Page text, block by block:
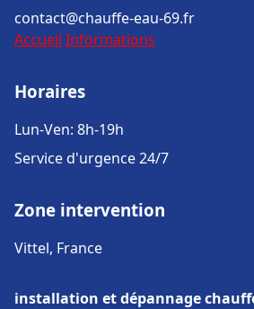
contact@chauffe-eau-69.fr
Accueil Informations
Horaires
Lun-Ven: 8h-19h
Service d'urgence 24/7
Zone intervention
Vittel, France
installation et dépannage